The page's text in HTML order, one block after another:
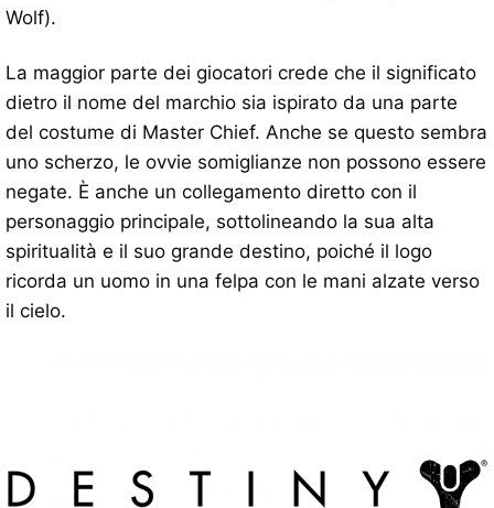
Wolf).
La maggior parte dei giocatori crede che il significato
dietro il nome del marchio sia ispirato da una parte
del costume di Master Chief. Anche se questo sembra
uno scherzo, le ovvie somiglianze non possono essere
negate. È anche un collegamento diretto con il
personaggio principale, sottolineando la sua alta
spiritualità e il suo grande destino, poiché il logo
ricorda un uomo in una felpa con le mani alzate verso
il cielo.